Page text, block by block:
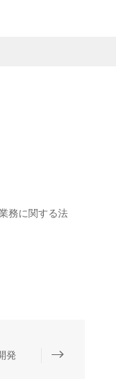
務に関する法
発